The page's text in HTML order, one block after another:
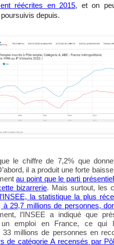
réécrites en 2015, et on
depuis.
le chiffre de 7,2% que
il a produit une forte
au point que le parti
bizarrerie. Mais surtout, les
la statistique la plus
à 29,7 millions de personnes,
l’INSEE a indiqué que
un emploi en France, ce qui
33 millions de personnes en
de catégorie A recensés par